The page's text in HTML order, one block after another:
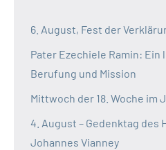
6. August, Fest der
Pater Ezechiele Ramin:
Berufung und Mission
Mittwoch der 18. Woche im
4. August – Gedenktag des
Johannes Vianney